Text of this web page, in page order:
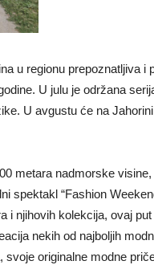
u regionu prepoznatljiva
U julu je održana
U avgustu će na
metara nadmorske
spektakl “Fashion
i njihovih kolekcija, ovaj
nekih od najboljih
svoje originalne modne